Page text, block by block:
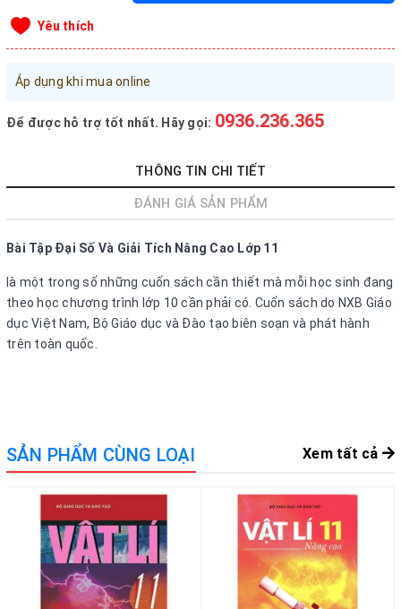
Đăng nhập tài khoản
Sản phẩm yêu thích
Xem giỏ hàng
LIÊN HỆ - HỖ TRỢ KHÁCH HÀNG
090.215.9818
Hướng dẫn thanh toán
Chính sách vận chuyển, Bảo hành, Bảo mật thông tin
Yêu thích
Áp dụng khi mua online
Để được hỗ trợ tốt nhất. Hãy gọi: 0936.236.365
THÔNG TIN CHI TIẾT
ĐÁNH GIÁ SẢN PHẨM
Bài Tập Đại Số Và Giải Tích Nâng Cao Lớp 11
là một trong số những cuốn sách cần thiết mà mỗi học sinh đang
theo học chương trình lớp 10 cần phải có. Cuốn sách do NXB Giáo
dục Việt Nam, Bộ Giáo dục và Đào tạo biên soạn và phát hành
trên toàn quốc.
SẢN PHẨM CÙNG LOẠI Xem tất cả